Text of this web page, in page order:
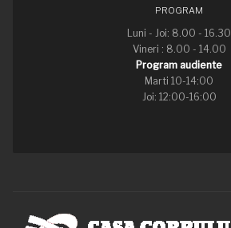
PROGRAM
Luni - Joi: 8.00 - 16.30
Vineri : 8.00 - 14.00
Program audiente
Marti 10-14:00
Joi: 12:00-16:00